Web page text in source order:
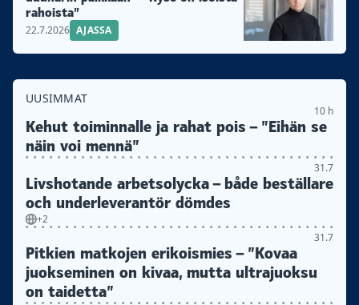
rahoista”
22.7.2026 AJASSA
UUSIMMAT
10 h
Kehut toiminnalle ja rahat pois – ”Eihän se
näin voi mennä”
31.7
Livshotande arbetsolycka – både beställare
och underleverantör dömdes
+2
31.7
Pitkien matkojen erikoismies – ”Kovaa
juokseminen on kivaa, mutta ultrajuoksu
on taidetta”